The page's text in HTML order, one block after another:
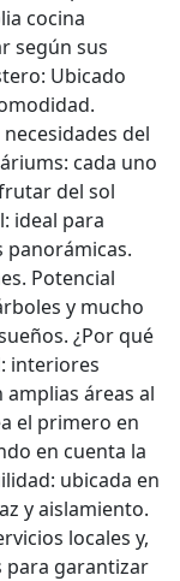
cocina
según sus
Ubicado
del
cada uno
del sol
ideal para
panorámicas.
Potencial
y mucho
¿Por qué
interiores
áreas al
el primero en
en cuenta la
ubicada en
y aislamiento.
locales y,
para garantizar